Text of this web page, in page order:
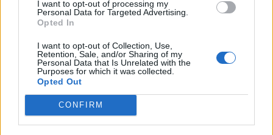
I want to opt-out of processing my
Personal Data for Targeted Advertising.
Opted In
I want to opt-out of Collection, Use,
Retention, Sale, and/or Sharing of my
Personal Data that Is Unrelated with the
Purposes for which it was collected.
Opted Out
CONFIRM
Monaco-Inter 1-2, il tabellino
MONACO-INTER 1-2
MARCATORI: 2' Akliouche, 60' Lautaro,
80' Bonny
MONACO (4-4-2):Hradecky; Singo,